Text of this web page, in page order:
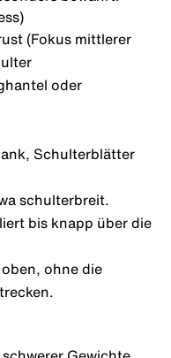
(Fokus mittlerer
oder
Schulterblätter
schulterbreit.
bis knapp über die
ohne die